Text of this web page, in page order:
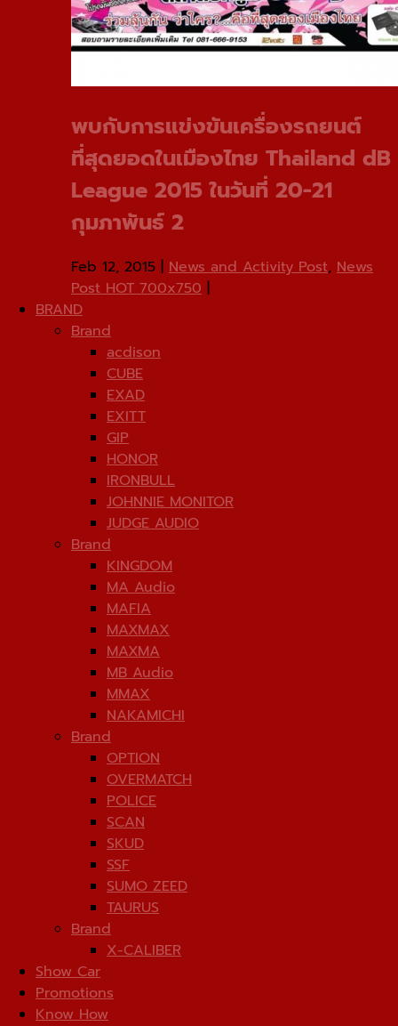
พบกับการแข่งขันเครื่องรถยนต์
ที่สุดยอดในเมืองไทย Thailand dB
League 2015 ในวันที่ 20-21
กุมภาพันธ์ 2
Feb 12, 2015 | News and Activity Post, News
Post HOT 700x750 |
BRAND
Brand
acdison
CUBE
EXAD
EXITT
GIP
HONOR
IRONBULL
JOHNNIE MONITOR
JUDGE AUDIO
Brand
KINGDOM
MA Audio
MAFIA
MAXMAX
MAXMA
MB Audio
MMAX
NAKAMICHI
Brand
OPTION
OVERMATCH
POLICE
SCAN
SKUD
SSF
SUMO ZEED
TAURUS
Brand
X-CALIBER
Show Car
Promotions
Know How